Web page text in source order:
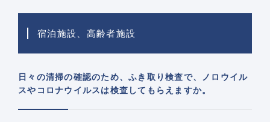
宿泊施設、高齢者施設
日々の清掃の確認のため、ふき取り検査で、ノロウイル
スやコロナウイルスは検査してもらえますか。